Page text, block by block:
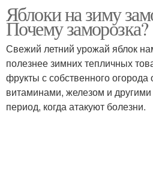
Яблоки на зиму
Почему заморозка?
Свежий летний урожай яблок
полезнее зимних тепличных
фрукты с собственного
витаминами, железом и
период, когда атакуют болезни.